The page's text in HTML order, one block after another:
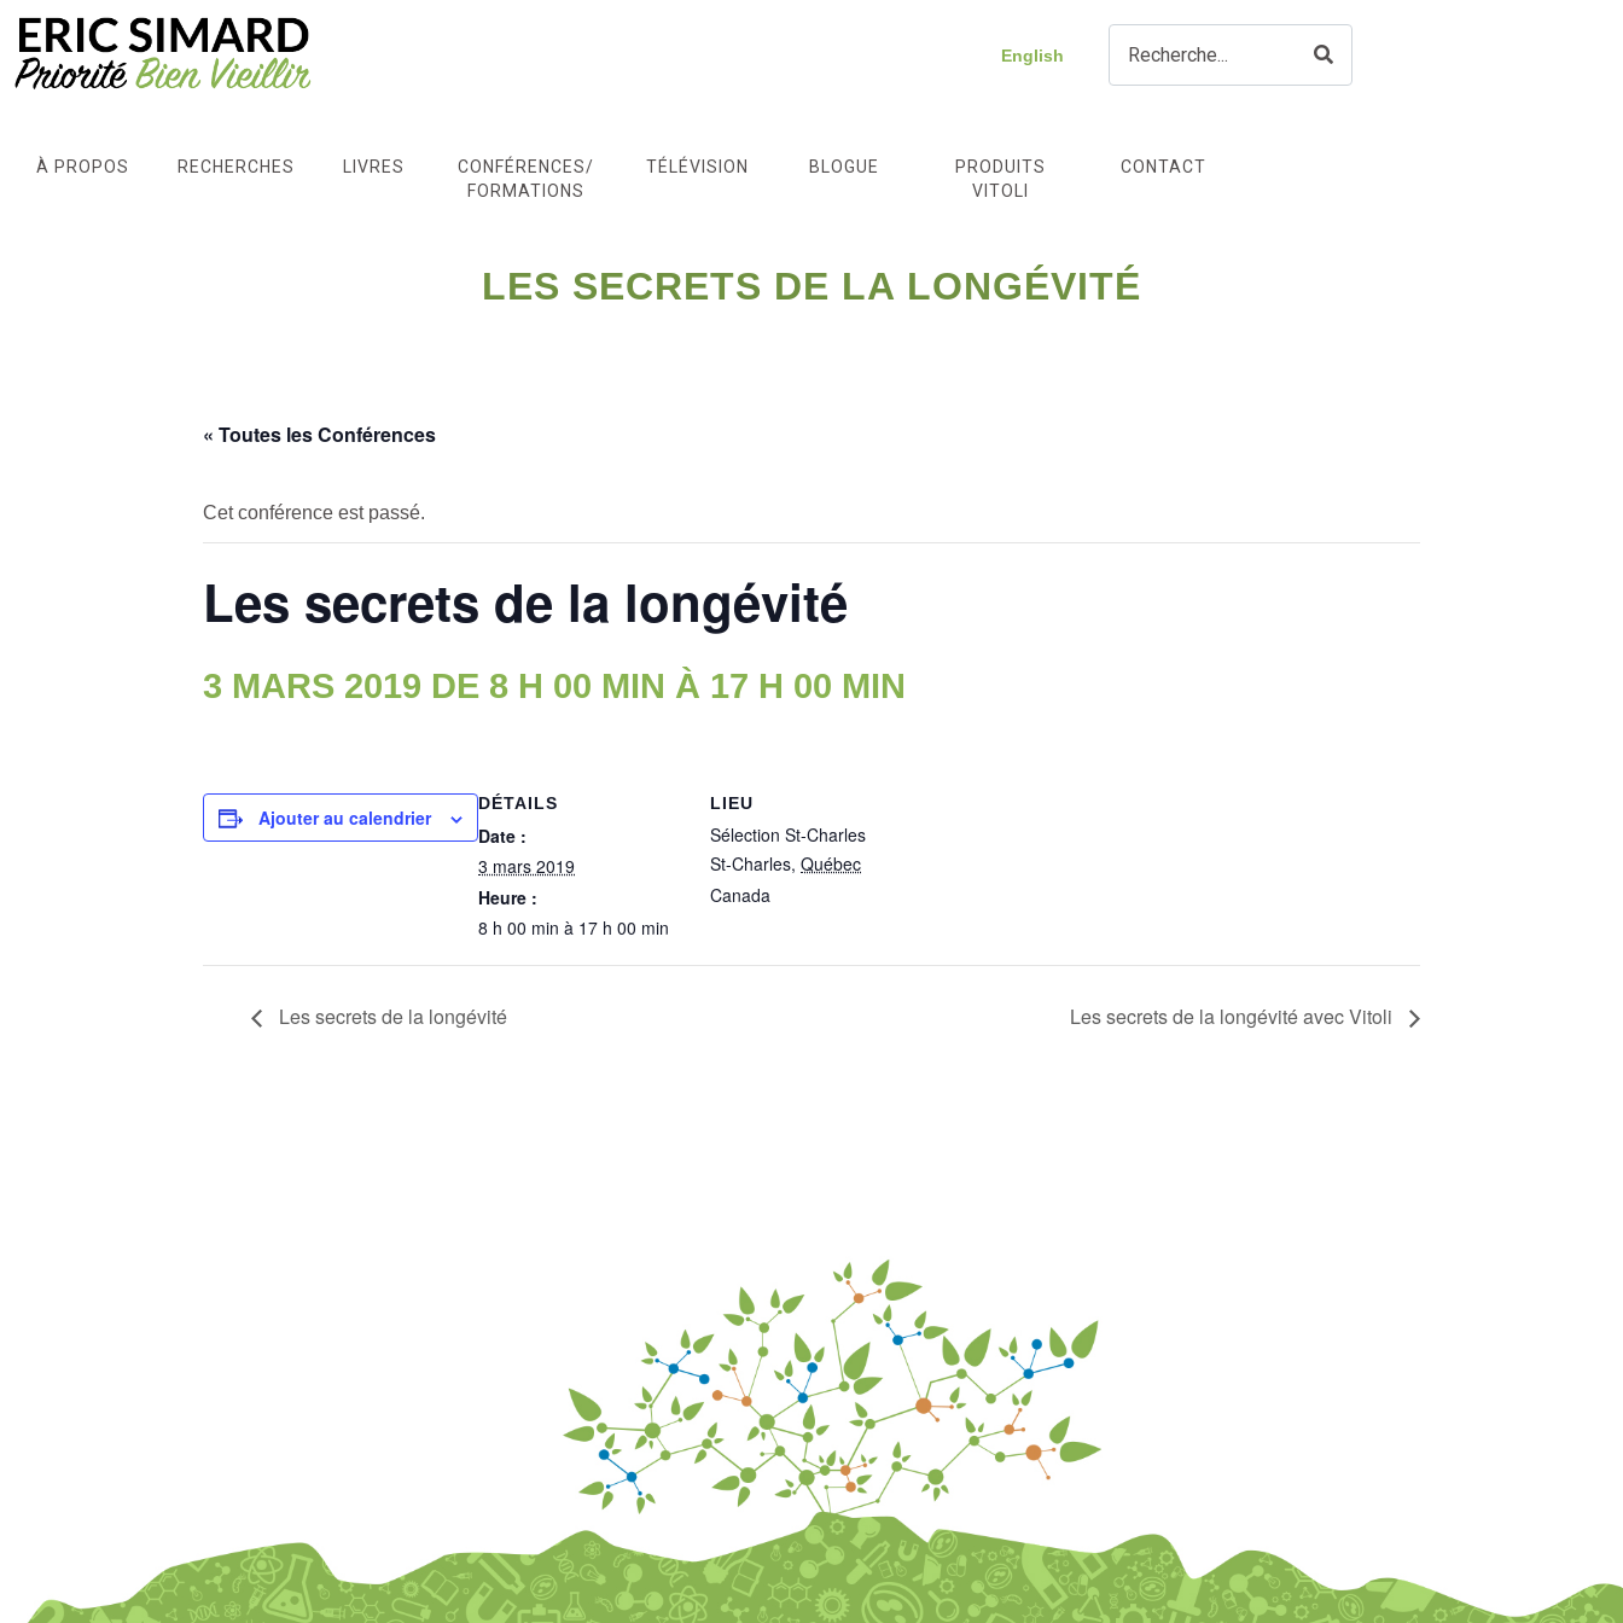
English
À PROPOS RECHERCHES LIVRES
CONFÉRENCES/
FORMATIONS
TÉLÉVISION BLOGUE
PRODUITS
VITOLI
CONTACT
LES SECRETS DE LA LONGÉVITÉ
« Toutes les Conférences
Cet conférence est passé.
Les secrets de la longévité
3 MARS 2019 DE 8 H 00 MIN À 17 H 00 MIN
Ajouter au calendrier
DÉTAILS
Date :
3 mars 2019
Heure :
8 h 00 min à 17 h 00 min
LIEU
Sélection St-Charles
St-Charles, Québec
Canada
Les secrets de la longévité Les secrets de la longévité avec Vitoli